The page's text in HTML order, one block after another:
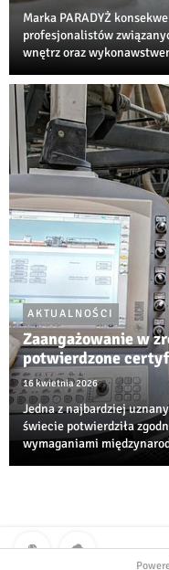
Marka PARADYŻ
profesjonalistów
wnętrz oraz
edukacyjnych w branży
AKTUALNOŚCI
Zaangażowanie w
potwierdzone
16 kwietnia 2026
Jedna z najbardziej
świecie potwierdziła
wymaganiami